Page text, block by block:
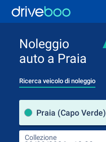
Noleggio
auto a Praia
Ricerca veicolo di noleggio
Praia (Capo Verde)
Collezione